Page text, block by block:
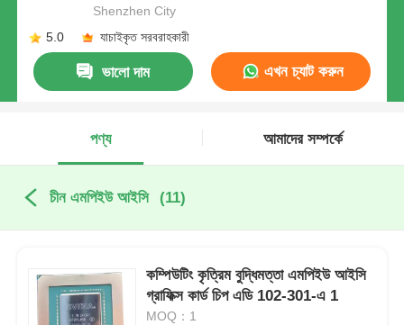
Shenzhen City
5.0
যাচাইকৃত সরবরাহকারী
ভালো দাম এখন চ্যাট করুন
পণ্য আমাদের সম্পর্কে
চীন এমপিইউ আইসি (11)
কম্পিউটিং কৃত্রিম বুদ্ধিমত্তা এমপিইউ আইসি
গ্রাফিক্স কার্ড চিপ এডি 102-301-এ 1
MOQ：1